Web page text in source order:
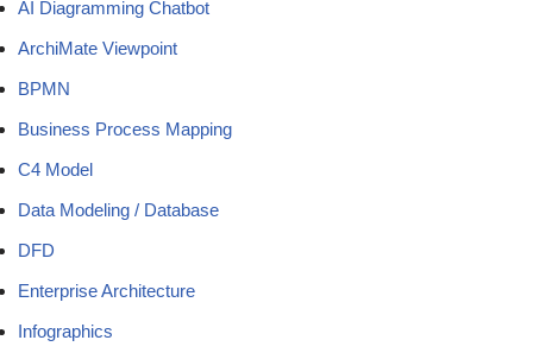
AI Diagramming Chatbot
ArchiMate Viewpoint
BPMN
Business Process Mapping
C4 Model
Data Modeling / Database
DFD
Enterprise Architecture
Infographics